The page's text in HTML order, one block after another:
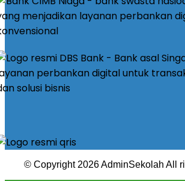
© Copyright 2026 AdminSekolah All